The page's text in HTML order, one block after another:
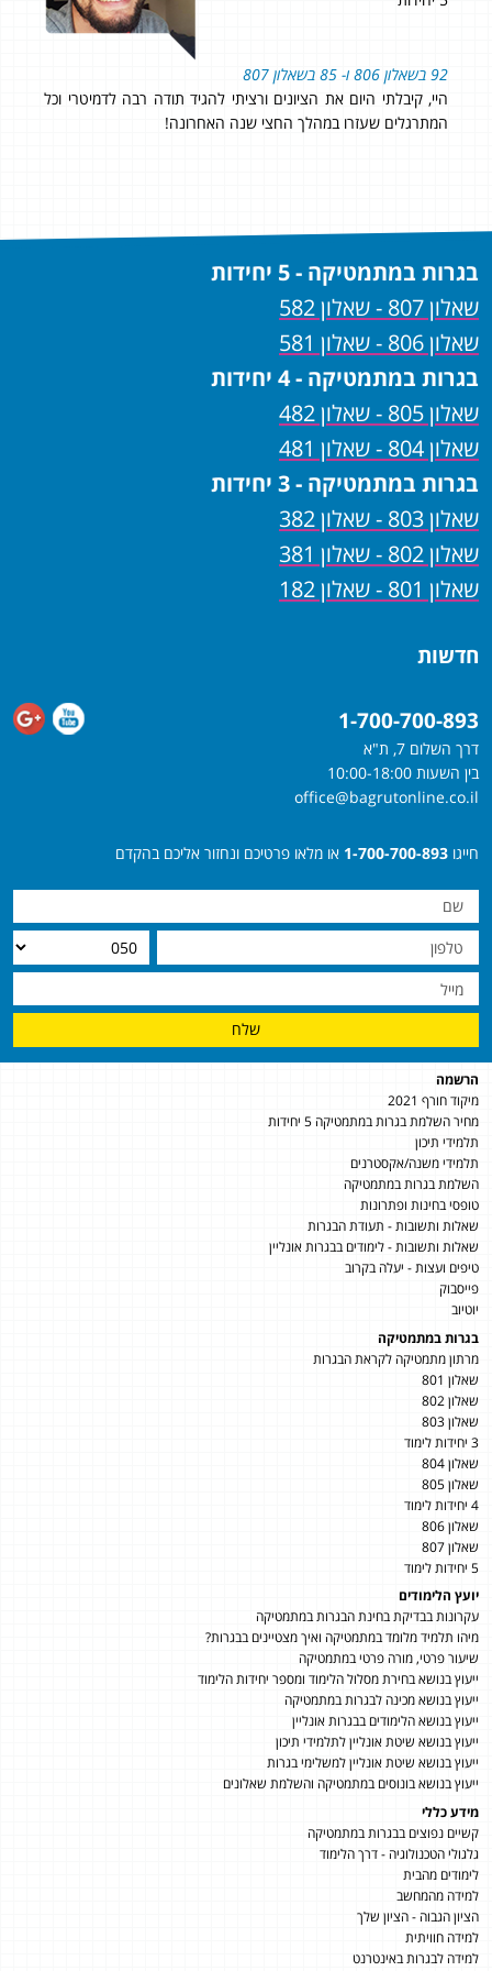
92 בשאלון 806 ו- 85 בשאלון 807
היי, קיבלתי היום את הציונים ורציתי להגיד תודה רבה לדמיטרי וכל
המתרגלים שעזרו במהלך החצי שנה האחרונה!
בגרות במתמטיקה - 5 יחידות
שאלון 807 - שאלון 582
שאלון 806 - שאלון 581
בגרות במתמטיקה - 4 יחידות
שאלון 805 - שאלון 482
שאלון 804 - שאלון 481
בגרות במתמטיקה - 3 יחידות
שאלון 803 - שאלון 382
שאלון 802 - שאלון 381
שאלון 801 - שאלון 182
חדשות
1-700-700-893
דרך השלום 7, ת"א
בין השעות 10:00-18:00
office@bagrutonline.co.il
חייגו 1-700-700-893 או מלאו פרטיכם ונחזור אליכם בהקדם
שלח
הרשמה
מיקוד חורף 2021
מחיר השלמת בגרות במתמטיקה 5 יחידות
תלמידי תיכון
תלמידי משנה/אקסטרנים
השלמת בגרות במתמטיקה
טופסי בחינות ופתרונות
שאלות ותשובות - תעודת הבגרות
שאלות ותשובות - לימודים בבגרות אונליין
טיפים ועצות - יעלה בקרוב
פייסבוק
יוטיוב
בגרות במתמטיקה
מרתון מתמטיקה לקראת הבגרות
שאלון 801
שאלון 802
שאלון 803
3 יחידות לימוד
שאלון 804
שאלון 805
4 יחידות לימוד
שאלון 806
שאלון 807
5 יחידות לימוד
יועץ הלימודים
עקרונות בבדיקת בחינת הבגרות במתמטיקה
מיהו תלמיד מלומד במתמטיקה ואיך מצטיינים בבגרות?
שיעור פרטי, מורה פרטי במתמטיקה
ייעוץ בנושא בחירת מסלול הלימוד ומספר יחידות הלימוד
ייעוץ בנושא מכינה לבגרות במתמטיקה
ייעוץ בנושא הלימודים בבגרות אונליין
ייעוץ בנושא שיטת אונליין לתלמידי תיכון
ייעוץ בנושא שיטת אונליין למשלימי בגרות
ייעוץ בנושא בונוסים במתמטיקה והשלמת שאלונים
מידע כללי
קשיים נפוצים בבגרות במתמטיקה
גלגולי הטכנולוגיה - דרך הלימוד
לימודים מהבית
למידה מהמחשב
הציון הגבוה - הציון שלך
למידה חוויתית
למידה לבגרות באינטרנט